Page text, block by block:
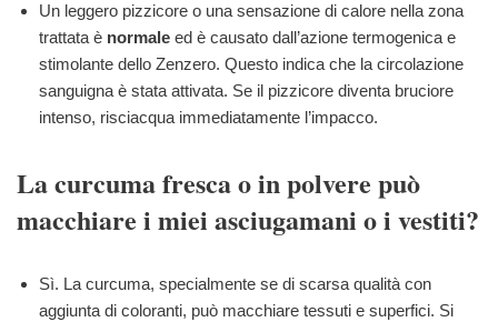
Un leggero pizzicore o una sensazione di calore nella zona
trattata è normale ed è causato dall’azione termogenica e
stimolante dello Zenzero. Questo indica che la circolazione
sanguigna è stata attivata. Se il pizzicore diventa bruciore
intenso, risciacqua immediatamente l’impacco.
La curcuma fresca o in polvere può
macchiare i miei asciugamani o i vestiti?
Sì. La curcuma, specialmente se di scarsa qualità con
aggiunta di coloranti, può macchiare tessuti e superfici. Si